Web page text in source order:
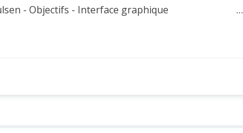
Simulsen - Objectifs - Interface graphique …